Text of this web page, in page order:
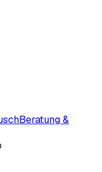
Beratung &